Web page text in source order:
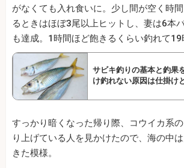
がなくても入れ食いに。少し間が空く時
るときはほぼ3尾以上ヒットし、妻は6本
も達成。1時間ほど飽きるくらい釣れて19
サビキ釣りの基本と釣
け釣れない原因は仕掛け
すっかり暗くなった帰り際、コウイカ系
り上げている人を見かけたので、海の中
きた模様。